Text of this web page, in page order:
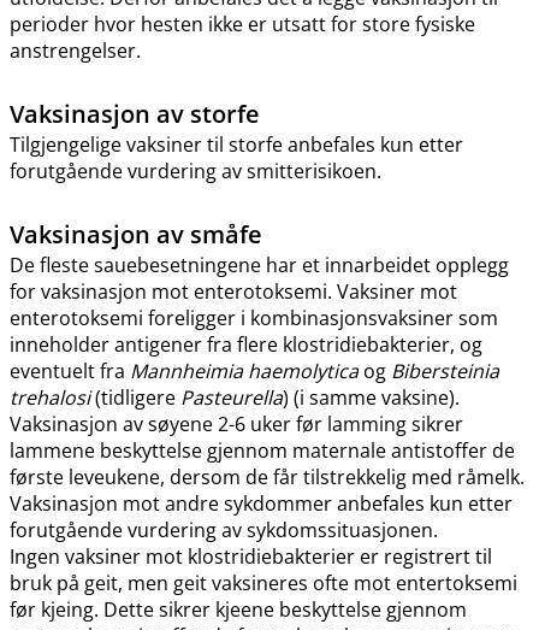
perioder hvor hesten ikke er utsatt for store fysiske
anstrengelser.
Vaksinasjon av storfe
Tilgjengelige vaksiner til storfe anbefales kun etter
forutgående vurdering av smitterisikoen.
Vaksinasjon av småfe
De fleste sauebesetningene har et innarbeidet opplegg
for vaksinasjon mot enterotoksemi. Vaksiner mot
enterotoksemi foreligger i kombinasjonsvaksiner som
inneholder antigener fra flere klostridiebakterier, og
eventuelt fra Mannheimia haemolyticaog Bibersteinia
trehalosi(tidligere Pasteurella) (i samme vaksine).
Vaksinasjon av søyene 2-6 uker før lamming sikrer
lammene beskyttelse gjennom maternale antistoffer de
første leveukene, dersom de får tilstrekkelig med råmelk.
Vaksinasjon mot andre sykdommer anbefales kun etter
forutgående vurdering av sykdomssituasjonen.
Ingen vaksiner mot klostridiebakterier er registrert til
bruk på geit, men geit vaksineres ofte mot entertoksemi
før kjeing. Dette sikrer kjeene beskyttelse gjennom